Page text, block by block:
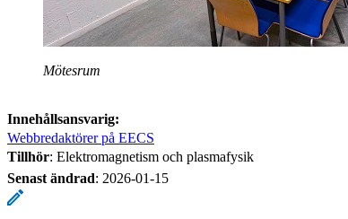
Mötesrum
Innehållsansvarig:
Webbredaktörer på EECS
Tillhör: Elektromagnetism och plasmafysik
Senast ändrad: 2026-01-15